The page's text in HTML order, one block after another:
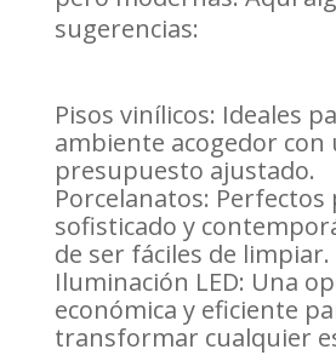
sugerencias:
Pisos vinílicos: Ideales
ambiente acogedor con
presupuesto ajustado.
Porcelanatos:
sofisticado y
de ser fáciles de limpiar.
Iluminación LED: Una
económica y eficiente
transformar cualquier